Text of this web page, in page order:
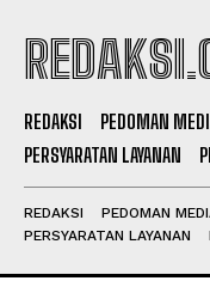
REDAKSI PEDOMAN
PERSYARATAN LAYANAN
REDAKSI PEDOMAN
PERSYARATAN LAYANAN